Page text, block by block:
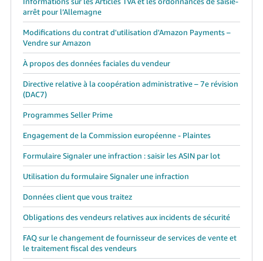
arrêt pour l’Allemagne
Modifications du contrat d'utilisation d'Amazon Payments –
Vendre sur Amazon
À propos des données faciales du vendeur
Directive relative à la coopération administrative – 7e révision
(DAC7)
Programmes Seller Prime
Engagement de la Commission européenne - Plaintes
Formulaire Signaler une infraction : saisir les ASIN par lot
Utilisation du formulaire Signaler une infraction
Données client que vous traitez
Obligations des vendeurs relatives aux incidents de sécurité
FAQ sur le changement de fournisseur de services de vente et
le traitement fiscal des vendeurs